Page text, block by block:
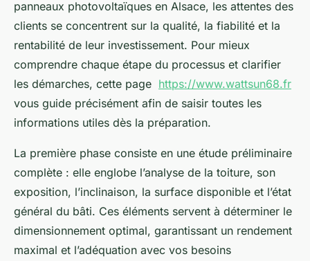
panneaux photovoltaïques en Alsace, les attentes des
clients se concentrent sur la qualité, la fiabilité et la
rentabilité de leur investissement. Pour mieux
comprendre chaque étape du processus et clarifier
les démarches, cette page https://www.wattsun68.fr
vous guide précisément afin de saisir toutes les
informations utiles dès la préparation.
La première phase consiste en une étude préliminaire
complète : elle englobe l’analyse de la toiture, son
exposition, l’inclinaison, la surface disponible et l’état
général du bâti. Ces éléments servent à déterminer le
dimensionnement optimal, garantissant un rendement
maximal et l’adéquation avec vos besoins